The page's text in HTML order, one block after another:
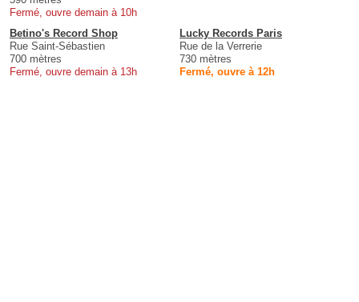
Fermé, ouvre demain à 10h
Betino's Record Shop
Rue Saint-Sébastien
700 mètres
Fermé, ouvre demain à 13h
Lucky Records Paris
Rue de la Verrerie
730 mètres
Fermé, ouvre à 12h